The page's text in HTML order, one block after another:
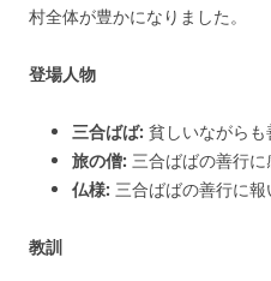
村全体が豊かになりました。
登場人物
三合ばば: 貧しいながら
旅の僧: 三合ばばの善行に
仏様: 三合ばばの善行に報
教訓